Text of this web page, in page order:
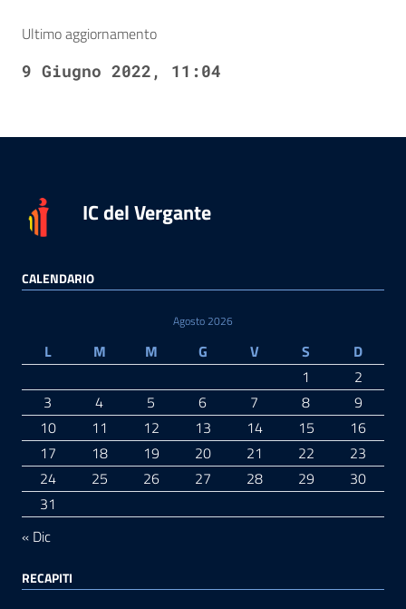
Ultimo aggiornamento
9 Giugno 2022, 11:04
IC del Vergante
CALENDARIO
Agosto 2026
L M M G V S
D
1
2
3
4 5 6 7 8
9
10
11 12 13 14 15
16
17
18 19 20 21 22
23
24
25 26 27 28 29
30
31
« Dic
RECAPITI